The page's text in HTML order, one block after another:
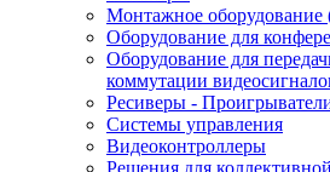
Монтажное оборудование
Оборудование для
Оборудование для
коммутации
Ресиверы -
Системы управления
Видеоконтроллеры